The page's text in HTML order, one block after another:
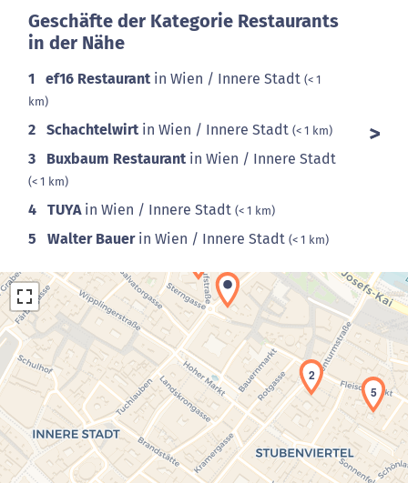
Geschäfte der Kategorie Restaurants
in der Nähe
1 ef16 Restaurant in Wien / Innere Stadt (< 1
km)
2 Schachtelwirt in Wien / Innere Stadt (< 1 km)
3 Buxbaum Restaurant in Wien / Innere Stadt
(< 1 km)
4 TUYAin Wien / Innere Stadt (< 1 km)
5 Walter Bauerin Wien / Innere Stadt (< 1 km)
Laden der Karte...
2
5